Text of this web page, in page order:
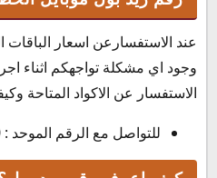
عند الاستفسارعن اسعار الباقات
وجود اي مشكلة تواجهكم اثناء
الاستفسار عن الاكواد المتاحة
للتواصل مع الرقم الموحد : 1600 .